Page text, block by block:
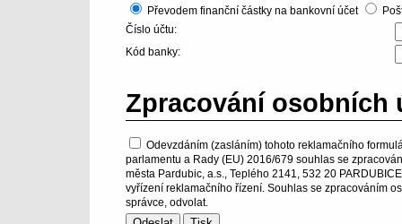
Převodem finanční částky na bankovní účet
Číslo účtu:
Kód banky:
Zpracování osobních
Odevzdáním (zasláním) tohoto reklamačního
parlamentu a Rady (EU) 2016/679 souhlas se
města Pardubic, a.s., Teplého 2141, 532 20
vyřízení reklamačního řízení. Souhlas se zpracováním
správce, odvolat.